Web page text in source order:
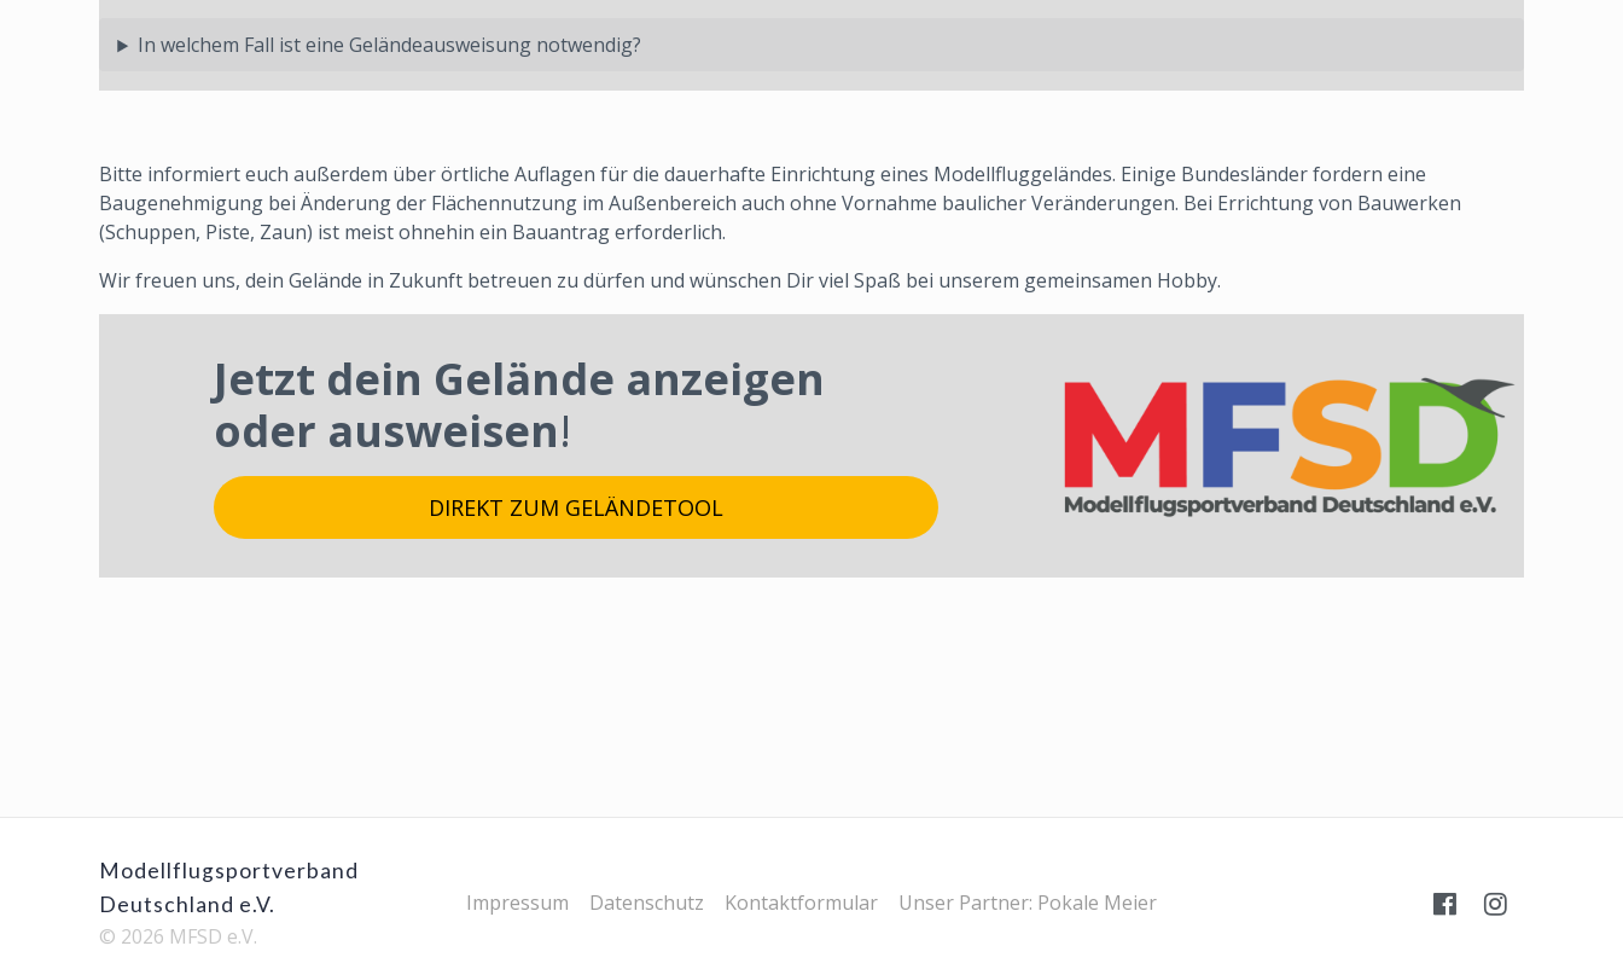
In welchem Fall ist eine Geländeausweisung notwendig?
Bitte informiert euch außerdem über örtliche Auflagen für die dauerhafte Einrichtung eines Modellfluggeländes. Einige Bundesländer fordern eine
Baugenehmigung bei Änderung der Flächennutzung im Außenbereich auch ohne Vornahme baulicher Veränderungen. Bei Errichtung von Bauwerken
(Schuppen, Piste, Zaun) ist meist ohnehin ein Bauantrag erforderlich.
Wir freuen uns, dein Gelände in Zukunft betreuen zu dürfen und wünschen Dir viel Spaß bei unserem gemeinsamen Hobby.
Jetzt dein Gelände anzeigen
oder ausweisen!
DIREKT ZUM GELÄNDETOOL
Modellflugsportverband
Deutschland e.V.
© 2026 MFSD e.V.
Impressum Datenschutz Kontaktformular Unser Partner: Pokale Meier